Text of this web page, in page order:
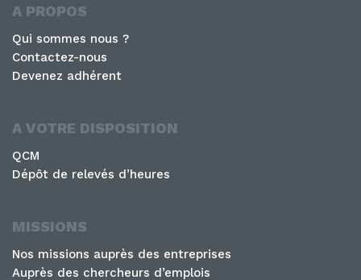
A PROPOS
Qui sommes nous ?
Contactez-nous
Devenez adhérent
A VOTRE DISPOSITION
QCM
Dépôt de relevés d’heures
MISSIONS
Nos missions auprès des entreprises
Auprès des chercheurs d’emplois